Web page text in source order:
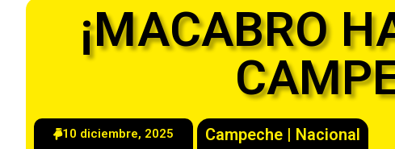
¡MACABRO
10 diciembre, 2025 Campeche | Nacional